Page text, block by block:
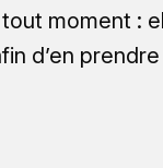
moment :
d’en